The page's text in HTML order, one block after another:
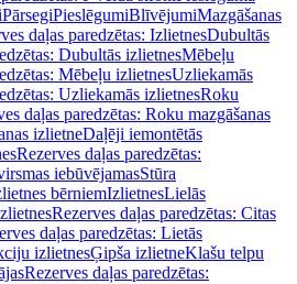
PārsegiPieslēgumiBlīvējumiMazgāšanas
daļas paredzētas: IzlietnesDubultās
Dubultās izlietnesMēbeļu
Mēbeļu izlietnesUzliekamās
Uzliekamās izlietnesRoku
daļas paredzētas: Roku mazgāšanas
izlietneDaļēji iemontētās
Rezerves daļas paredzētas:
iebūvējamasStūra
bērniemIzlietnesLielās
Rezerves daļas paredzētas: Citas
daļas paredzētas: Lietās
izlietnesĢipša izlietneKlašu telpu
Rezerves daļas paredzētas: